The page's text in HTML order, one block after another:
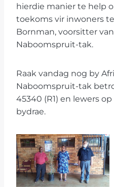
hierdie manier te help
toekoms vir inwoners te
Bornman, voorsitter
Naboomspruit-tak.
Raak vandag nog by
Naboomspruit-tak
45340 (R1) en lewers
bydrae.